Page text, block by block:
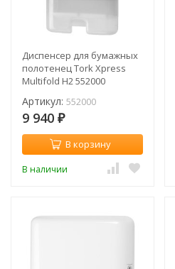
Диспенсер для бумажных
полотенец Tork Xpress
Multifold H2 552000
Артикул: 552000
9 940 ₽
В корзину
В наличии